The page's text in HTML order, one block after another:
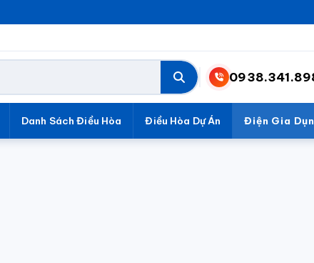
Danh Sách Điều Hòa Điều Hòa Dự Án Điện Gia